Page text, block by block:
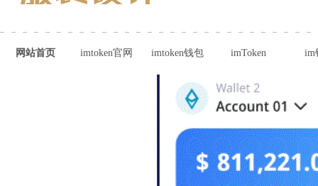
网站首页 imtoken官网 imtoken钱包 imToken im